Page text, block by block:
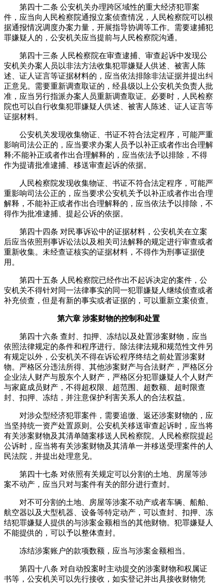
第四十二条 公安机关办理跨区域性的重大经济犯罪案
件，应当向人民检察院通报立案侦查情况，人民检察院可以根
据通报情况调度办案力量，开展指导协调等工作。需要逮捕犯
罪嫌疑人的，公安机关应当提前与人民检察院沟通。
第四十三条 人民检察院在审查逮捕、审查起诉中发现公
安机关办案人员以非法方法收集犯罪嫌疑人供述、被害人陈
述、证人证言等证据材料的，应当依法排除非法证据并提出纠
正意见。需要重新调查取证的，经县级以上公安机关负责人批
准，应当另行指派办案人员重新调查取证。必要时，人民检察
院也可以自行收集犯罪嫌疑人供述、被害人陈述、证人证言等
证据材料。
公安机关发现收集物证、书证不符合法定程序，可能严重
影响司法公正的，应当要求办案人员予以补正或者作出合理解
释;不能补正或者作出合理解释的，应当依法予以排除，不得
作为提请批准逮捕、移送审查起诉的依据。
人民检察院发现收集物证、书证不符合法定程序，可能严
重影响司法公正的，应当要求公安机关予以补正或者作出合理
解释，不能补正或者作出合理解释的，应当依法予以排除，不
得作为批准逮捕、提起公诉的依据。
第四十四条 对民事诉讼中的证据材料，公安机关在立案
后应当依照刑事诉讼法以及相关司法解释的规定进行审查或者
重新收集。未经查证核实的证据材料，不得作为刑事证据使
用。
第四十五条 人民检察院已经作出不起诉决定的案件，公
安机关不得针对同一法律事实的同一犯罪嫌疑人继续侦查或者
补充侦查，但是有新的事实或者证据的，可以重新立案侦查。
第六章 涉案财物的控制和处置
第四十六条 查封、扣押、冻结以及处置涉案财物，应当
依照法律规定的条件和程序进行。除法律法规和规范性文件另
有规定以外，公安机关不得在诉讼程序终结之前处置涉案财
物。严格区分违法所得、其他涉案财产与合法财产，严格区分
企业法人财产与股东个人财产，严格区分犯罪嫌疑人个人财产
与家庭成员财产，不得超权限、超范围、超数额、超时限查
封、扣押、冻结，并注意保护利害关系人的合法权益。
对涉众型经济犯罪案件，需要追缴、返还涉案财物的，应
当坚持统一资产处置原则。公安机关移送审查起诉时，应当将
有关涉案财物及其清单随案移送人民检察院。人民检察院提起
公诉时，应当将有关涉案财物及其清单一并移送受理案件的人
民法院，并提出处理意见。
第四十七条 对依照有关规定可以分割的土地、房屋等涉
案不动产，应当只对与案件有关的部分进行查封。
对不可分割的土地、房屋等涉案不动产或者车辆、船舶、
航空器以及大型机器、设备等特定动产，可以查封、扣押、冻
结犯罪嫌疑人提供的与涉案金额相当的其他财物。犯罪嫌疑人
不能提供的，可以予以整体查封。
冻结涉案账户的款项数额，应当与涉案金额相当。
第四十八条 对自动投案时主动提交的涉案财物和权属证
书等，公安机关可以先行接收，如实登记并出具接收财物凭